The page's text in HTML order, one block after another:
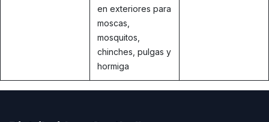
en exteriores para
moscas,
mosquitos,
chinches, pulgas y
hormiga